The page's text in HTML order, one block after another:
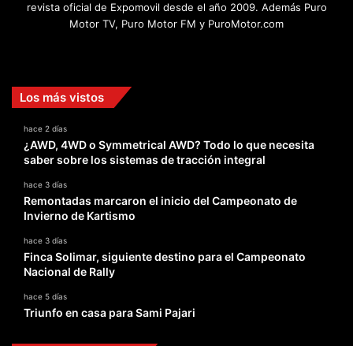
revista oficial de Expomovil desde el año 2009. Además Puro
Motor TV, Puro Motor FM y PuroMotor.com
Los más vistos
hace 2 días
¿AWD, 4WD o Symmetrical AWD? Todo lo que necesita
saber sobre los sistemas de tracción integral
hace 3 días
Remontadas marcaron el inicio del Campeonato de
Invierno de Kartismo
hace 3 días
Finca Solimar, siguiente destino para el Campeonato
Nacional de Rally
hace 5 días
Triunfo en casa para Sami Pajari